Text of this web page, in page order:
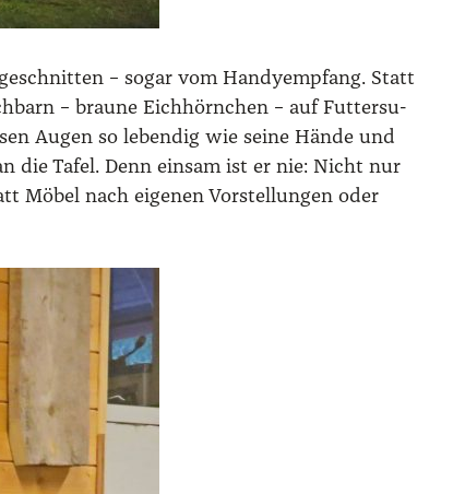
– sogar vom Han­dy­emp­fang. Statt
– brau­ne Eich­hörn­chen – auf Fut­ter­su­
Augen so leben­dig wie sei­ne Hän­de und
die Tafel. Denn ein­sam ist er nie: Nicht nur
Möbel nach eige­nen Vor­stel­lun­gen oder